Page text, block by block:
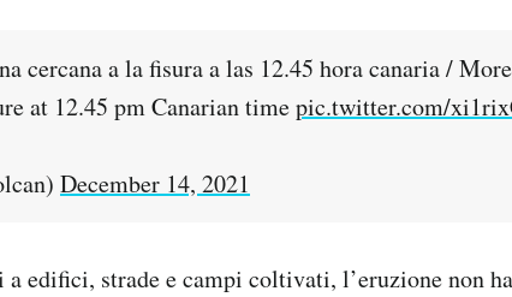
cercana a la fisura a las 12.45 hora canaria /
at 12.45 pm Canarian timepic.twitter.com/
December 14, 2021
edifici, strade e campi coltivati, l’eruzione non